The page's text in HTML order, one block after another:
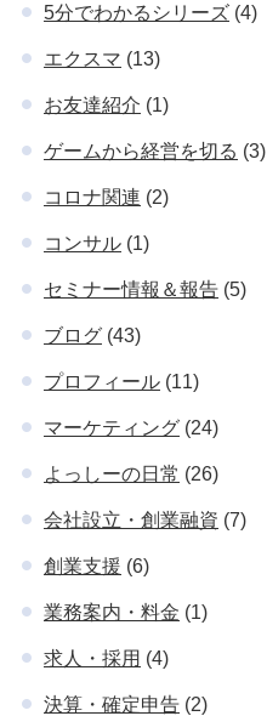
5分でわかるシリーズ (4)
エクスマ (13)
お友達紹介 (1)
ゲームから経営を切る (3)
コロナ関連 (2)
コンサル (1)
セミナー情報＆報告 (5)
ブログ (43)
プロフィール (11)
マーケティング (24)
よっしーの日常 (26)
会社設立・創業融資 (7)
創業支援 (6)
業務案内・料金 (1)
求人・採用 (4)
決算・確定申告 (2)